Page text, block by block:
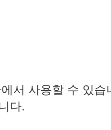
서 사용할 수 있
다.